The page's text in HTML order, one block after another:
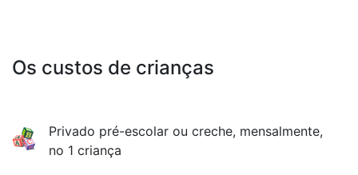
Os custos de crianças
Privado pré-escolar ou creche, mensalmente,
no 1 criança